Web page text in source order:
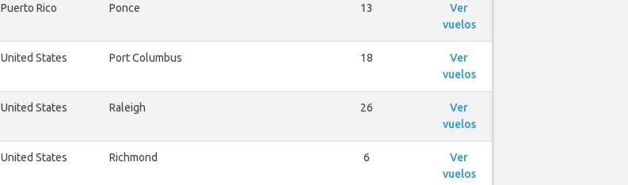
Puerto Rico Ponce 13
Ver
vuelos
United States Port Columbus 18
Ver
vuelos
United States Raleigh 26
Ver
vuelos
United States Richmond 6
Ver
vuelos